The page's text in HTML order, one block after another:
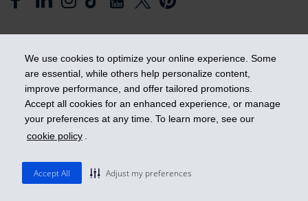
We use cookies to optimize your online experience. Some
are essential, while others help personalize content,
improve performance, and offer tailored promotions.
Accept all cookies for an enhanced experience, or manage
your preferences at any time. To learn more, see our
cookie policy .
Accept All Adjust my preferences
Prendre les devants